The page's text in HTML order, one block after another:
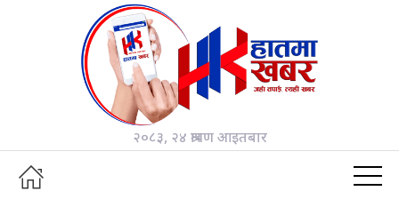
२०८३, २४ श्रावण आइतबार